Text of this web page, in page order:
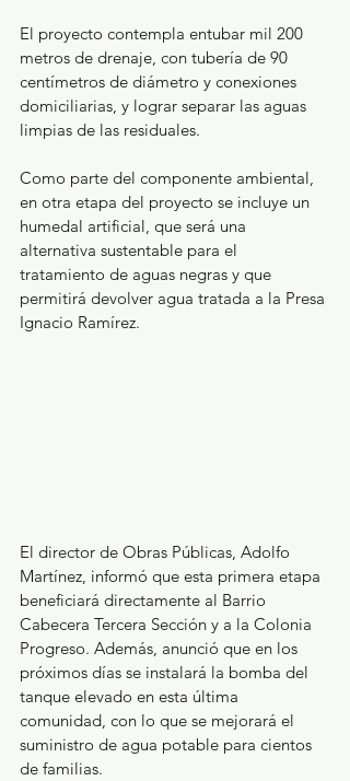
El proyecto contempla entubar mil 200
metros de drenaje, con tubería de 90
centímetros de diámetro y conexiones
domiciliarias, y lograr separar las aguas
limpias de las residuales.
Como parte del componente ambiental,
en otra etapa del proyecto se incluye un
humedal artificial, que será una
alternativa sustentable para el
tratamiento de aguas negras y que
permitirá devolver agua tratada a la Presa
Ignacio Ramírez.
El director de Obras Públicas, Adolfo
Martínez, informó que esta primera etapa
beneficiará directamente al Barrio
Cabecera Tercera Sección y a la Colonia
Progreso. Además, anunció que en los
próximos días se instalará la bomba del
tanque elevado en esta última
comunidad, con lo que se mejorará el
suministro de agua potable para cientos
de familias.